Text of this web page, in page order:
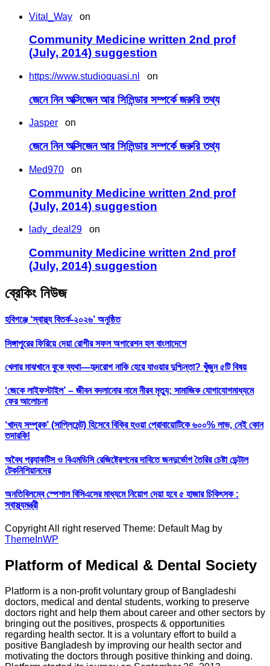
Vital_Way on
Community Medicine written 2nd prof
(July, 2014) suggestion
https://www.studioquasi.nl on
জেনে নিন অক্সিজেন আর সিলিন্ডার সম্পর্কে জরুরি তথ্য
Jasper on
জেনে নিন অক্সিজেন আর সিলিন্ডার সম্পর্কে জরুরি তথ্য
Med970 on
Community Medicine written 2nd prof
(July, 2014) suggestion
lady_deal29 on
Community Medicine written 2nd prof
(July, 2014) suggestion
ব্রেকিং নিউজ
হবিগঞ্জে ‘স্বাস্থ্য বিতর্ক-২০২৬’ অনুষ্ঠিত
সিঙ্গাপুরের ফিরিয়ে দেয়া রোগীর সফল অপারেশন হল বাংলাদেশে
খেলার মাঝখানে বুকে ব্যথা—হৃদরোগ নাকি হেরে যাওয়ার দুশ্চিন্তা? খুঁজুন ৫টি বিষয়
‘জেকে লাইফস্টাইল’ – জীবন বদলানোর নামে নীরব মৃত্যু; সামাজিক যোগাযোগমাধ্যমে
ফের আলোচনা
‘খাদ্য সম্পূরক’ (সাপ্লিমেন্ট) হিসেবে বিক্রি হওয়া প্রোবায়োটিকে ৬০০% লাভ, নেই কোন
তদারকি!
অবৈধ প্র‍্যাকটিস ও বিএমডিসি রেজিষ্ট্রেশনের দাবিতে জনদুর্ভোগ তৈরির চেষ্টা ডেন্টাল
টেকনিশিয়ানদের
অনতিবিলম্বে স্পেশাল বিসিএসের মাধ্যমে নিয়োগ দেয়া হবে ৫ হাজার চিকিৎসক :
স্বাস্থ্যমন্ত্রী
Copyright All right reserved Theme: Default Mag by
ThemeInWP
Platform of Medical & Dental Society
Platform is a non-profit voluntary group of Bangladeshi
doctors, medical and dental students, working to preserve
doctors right and help them about career and other sectors by
bringing out the positives, prospects & opportunities
regarding health sector. It is a voluntary effort to build a
positive Bangladesh by improving our health sector and
motivating the doctors through positive thinking and doing.